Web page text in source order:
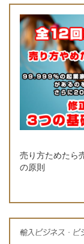
売り方ためたら
の原則